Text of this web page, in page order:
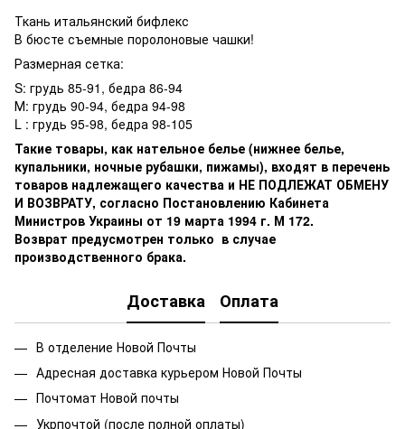
Ткань итальянский бифлекс
В бюсте съемные поролоновые чашки!
Размерная сетка:
S: грудь 85-91, бедра 86-94
М: грудь 90-94, бедра 94-98
L : грудь 95-98, бедра 98-105
Такие товары, как нательное белье (нижнее белье,
купальники, ночные рубашки, пижамы), входят в перечень
товаров надлежащего качества и НЕ ПОДЛЕЖАТ ОБМЕНУ
И ВОЗВРАТУ, согласно Постановлению Кабинета
Министров Украины от 19 марта 1994 г. М 172.
Возврат предусмотрен только в случае
производственного брака.
Доставка Оплата
В отделение Новой Почты
Адресная доставка курьером Новой Почты
Почтомат Новой почты
Укрпочтой (после полной оплаты)